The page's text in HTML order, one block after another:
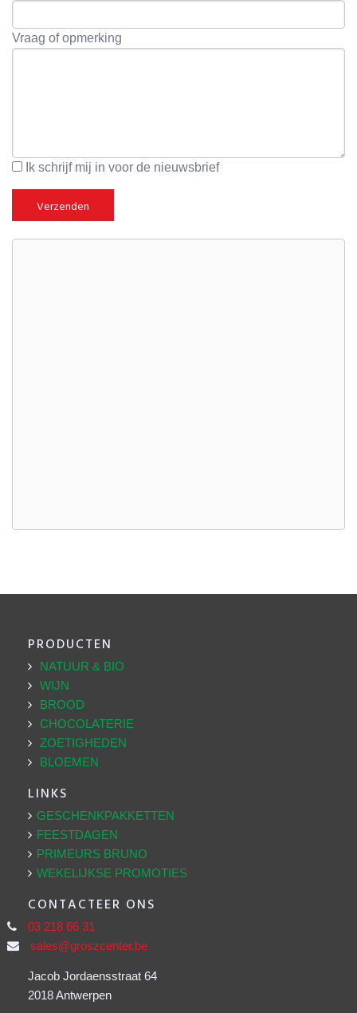
Vraag of opmerking
Ik schrijf mij in voor de nieuwsbrief
Verzenden
PRODUCTEN
NATUUR & BIO
WIJN
BROOD
CHOCOLATERIE
ZOETIGHEDEN
BLOEMEN
LINKS
GESCHENKPAKKETTEN
FEESTDAGEN
PRIMEURS BRUNO
WEKELIJKSE PROMOTIES
CONTACTEER ONS
03 218 66 31
sales@groszcenter.be
Jacob Jordaensstraat 64
2018 Antwerpen